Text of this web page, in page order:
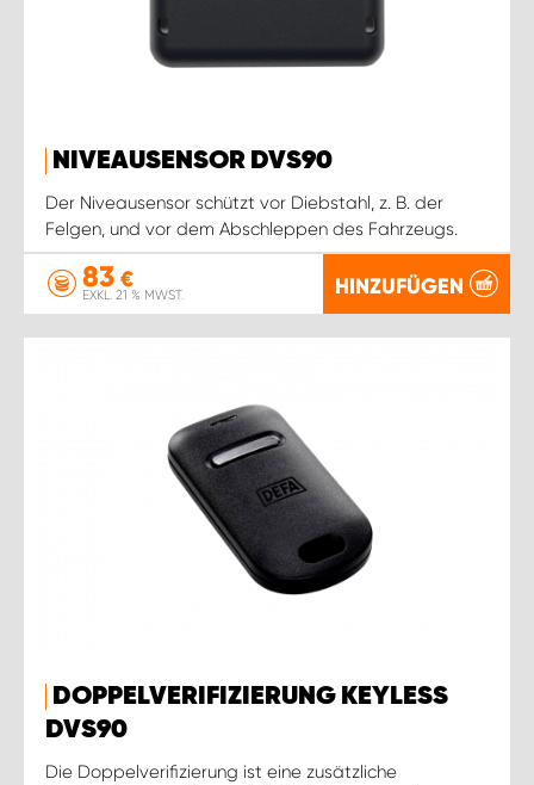
NIVEAUSENSOR DVS90
Der Niveausensor schützt vor Diebstahl, z. B. der
Felgen, und vor dem Abschleppen des Fahrzeugs.
83 €
EXKL. 21 % MWST. HINZUFÜGEN
DOPPELVERIFIZIERUNG KEYLESS
DVS90
Die Doppelverifizierung ist eine zusätzliche